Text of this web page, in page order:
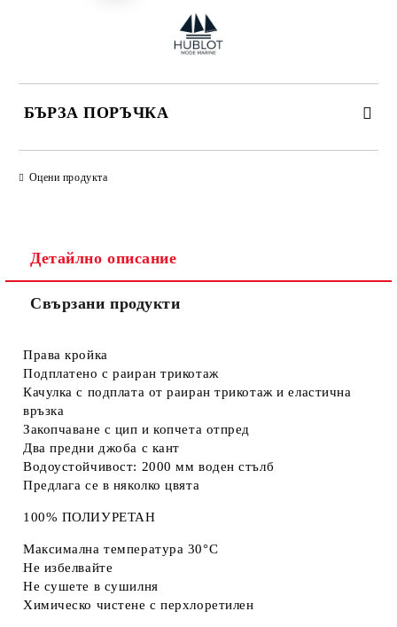
БЪРЗА ПОРЪЧКА
Ние ще се свържем с вас в рамките на работния ден.
Оцени продукта
Детайлно описание
Свързани продукти
Права кройка
Подплатено с раиран трикотаж
Качулка с подплата от раиран трикотаж и еластична
връзка
Закопчаване с цип и копчета отпред
Два предни джоба с кант
Водоустойчивост: 2000 мм воден стълб
Предлага се в няколко цвята
100% ПОЛИУРЕТАН
Максимална температура 30°C
Не избелвайте
Не сушете в сушилня
Химическо чистене с перхлоретилен